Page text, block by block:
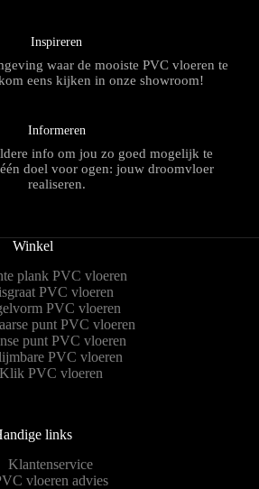
Inspireren
waar de mooiste PVC vloeren te
eens kijken in onze showroom!
Informeren
info om jou zo goed mogelijk te
doel voor ogen: jouw droomvloer
realiseren.
Winkel
plank PVC vloeren
PVC vloeren
PVC vloeren
punt PVC vloeren
punt PVC vloeren
PVC vloeren
Klik PVC vloeren
links
Klantenservice
vloeren advies